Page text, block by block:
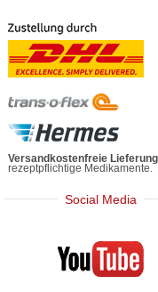
Versandkostenfreie Lieferung
rezeptpflichtige Medikamente.
Social Media
Mediherz